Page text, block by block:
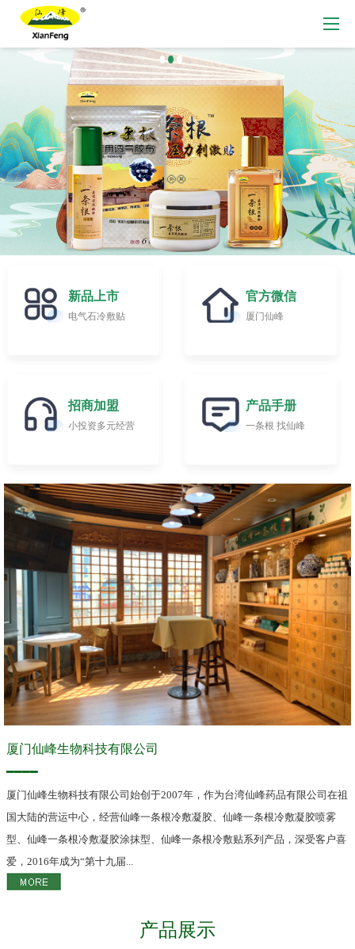
新品上市
电气石冷敷贴
官方微信
厦门仙峰
招商加盟
小投资多元经营
产品手册
一条根 找仙峰
厦门仙峰生物科技有限公司
━━━━
厦门仙峰生物科技有限公司始创于2007年，作为台湾仙峰药品有限公司在祖
国大陆的营运中心，经营仙峰一条根冷敷凝胶、仙峰一条根冷敷凝胶喷雾
型、仙峰一条根冷敷凝胶涂抹型、仙峰一条根冷敷贴系列产品，深受客户喜
爱，2016年成为“第十九届...
产品展示